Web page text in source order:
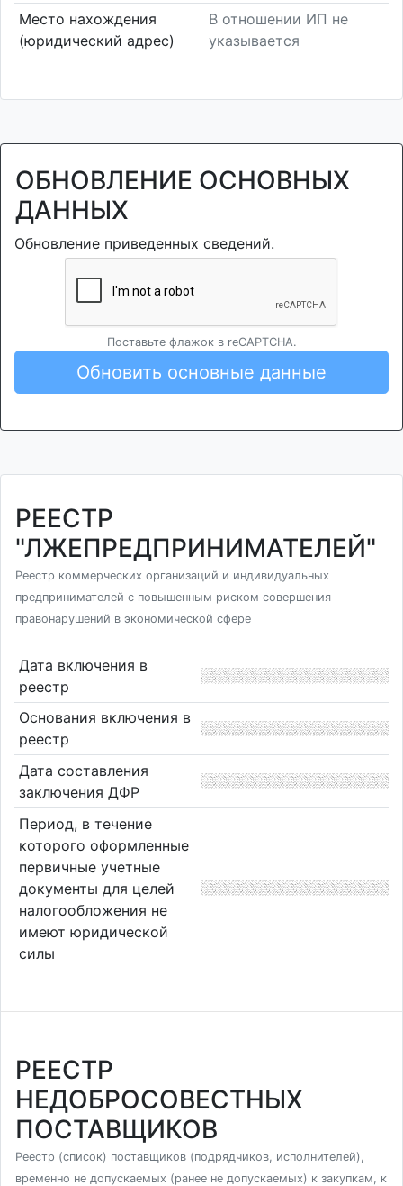
Место нахождения
(юридический адрес)
В отношении ИП не
указывается
ОБНОВЛЕНИЕ ОСНОВНЫХ
ДАННЫХ
Обновление приведенных сведений.
Поставьте флажок в reCAPTCHA.
Обновить основные данные
РЕЕСТР
"ЛЖЕПРЕДПРИНИМАТЕЛЕЙ"
Реестр коммерческих организаций и индивидуальных
предпринимателей с повышенным риском совершения
правонарушений в экономической сфере
Дата включения в
реестр
Основания включения в
реестр
Дата составления
заключения ДФР
Период, в течение
которого оформленные
первичные учетные
документы для целей
налогообложения не
имеют юридической
силы
РЕЕСТР
НЕДОБРОСОВЕСТНЫХ
ПОСТАВЩИКОВ
Реестр (список) поставщиков (подрядчиков, исполнителей),
временно не допускаемых (ранее не допускаемых) к закупкам, к